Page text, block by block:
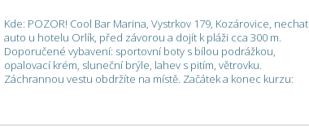
Kde: POZOR! Cool Bar Marina, Vystrkov 179, Kozárovice, nechat
auto u hotelu Orlík, před závorou a dojít k pláži cca 300 m.
Doporučené vybavení: sportovní boty s bílou podrážkou,
opalovací krém, sluneční brýle, lahev s pitím, větrovku.
Záchrannou vestu obdržíte na místě. Začátek a konec kurzu: